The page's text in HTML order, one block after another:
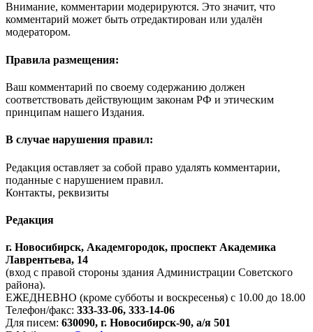
Внимание, комментарии модерируются. Это значит, что
комментарий может быть отредактирован или удалён
модератором.
Правила размещения:
Ваш комментарий по своему содержанию должен
соответствовать действующим законам РФ и этическим
принципам нашего Издания.
В случае нарушения правил:
Редакция оставляет за собой право удалять комментарии,
поданные с нарушением правил.
Контакты, реквизиты
Редакция
г. Новосибирск, Академгородок, проспект Академика
Лаврентьева, 14
(вход с правой стороны здания Администрации Советского
района).
ЕЖЕДНЕВНО (кроме субботы и воскресенья) с 10.00 до 18.00
Телефон/факс: 333-33-06, 333-14-06
Для писем: 630090, г. Новосибирск-90, а/я 501